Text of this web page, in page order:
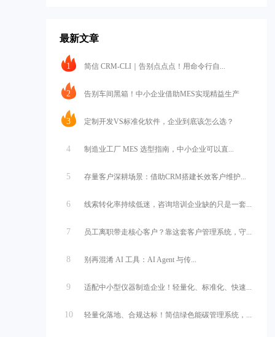
最新文章
1 简信 CRM-CLI｜告别点点点！用命令行自...
2 告别车间黑箱！中小企业借助MES实现精益生产
3 定制开发VS标准化软件，企业到底该怎么选？
4 制造业工厂 MES 选型指南，中小企业可以直...
5 存量客户深耕场景：借助CRM搭建长效客户维护...
6 线索转化率持续低迷，咨询培训企业缺的只是一套...
7 员工离职带走核心客户？靠这套客户管理系统，守...
8 别再混淆 AI 工具：AI Agent 与传...
9 适配中小型仪器制造企业！轻量化、标准化、快速...
10 轻量化落地、合规达标！简信绿色能碳管理系统，...